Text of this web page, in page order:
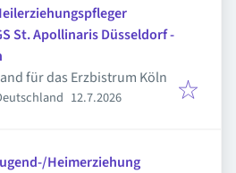
St. Apollinaris Düsseldorf -
für das Erzbistrum Köln
Veröffentlicht
12.7.2026
Heimerziehung